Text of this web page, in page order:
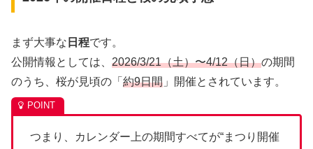
まず大事な 日程です。
公開情報としては、 2026/3/21（土）〜4/12（日）の期間
のうち、桜が見頃の「 約9日間 」開催とされています。
つまり、カレンダー上の期間すべてが“まつり開催